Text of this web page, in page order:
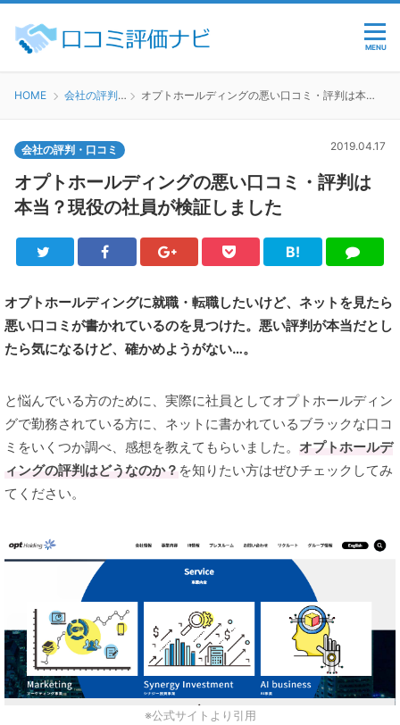
MENU
HOME 会社の評判・口コミ オプトホールディングの悪い口コミ・評判は本当？現役の社員が検証しました
会社の評判・口コミ 2019.04.17
オプトホールディングの悪い口コミ・評判は
本当？現役の社員が検証しました
Twitter FacebookGoogle+Pocket
B!
は
ブ
LINE
オプトホールディングに就職・転職したいけど、ネットを見たら
悪い口コミが書かれているのを見つけた。悪い評判が本当だとし
たら気になるけど、確かめようがない…。
と悩んでいる方のために、実際に社員としてオプトホールディン
グで勤務されている方に、ネットに書かれているブラックな口コ
ミをいくつか調べ、感想を教えてもらいました。 オプトホールデ
ィングの評判はどうなのか？ を知りたい方はぜひチェックしてみ
てください。
※公式サイトより引用